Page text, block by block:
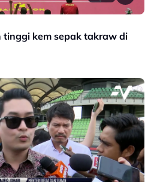
tinggi kem sepak takraw di